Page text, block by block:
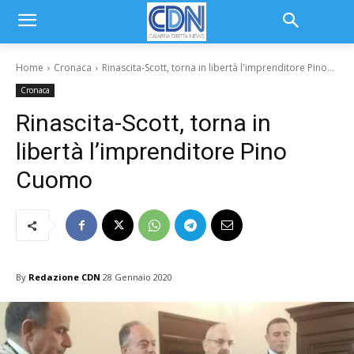
Home Cronaca Rinascita-Scott, torna in libertà l'imprenditore Pino...
Cronaca
Rinascita-Scott, torna in
libertà l’imprenditore Pino
Cuomo
By Redazione CDN 28 Gennaio 2020